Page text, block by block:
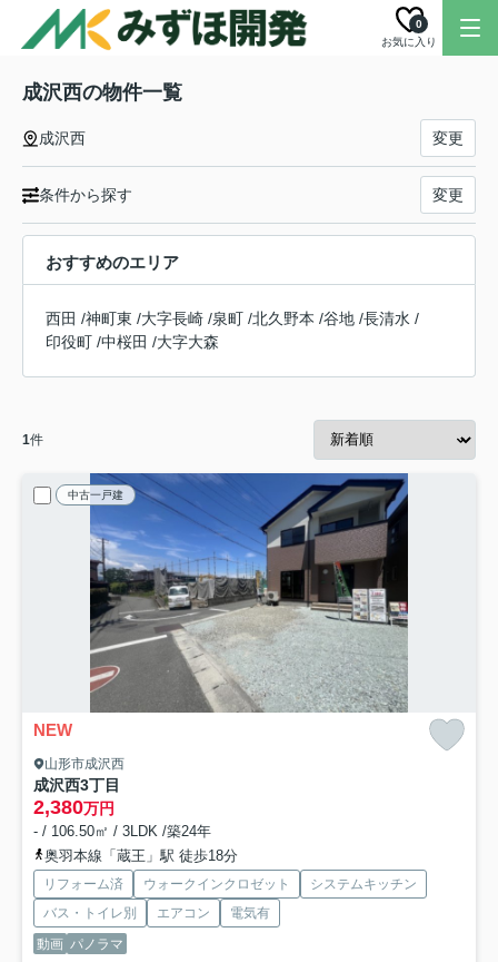
お気に入り
0
成沢西の物件一覧
成沢西 変更
条件から探す 変更
おすすめのエリア
西田 /神町東 /大字長崎 /泉町 /北久野本 /谷地 /長清水 /
印役町 /中桜田 /大字大森
1件
中古一戸建
NEW
山形市成沢西
成沢西3丁目
2,380万円
- / 106.50㎡ / 3LDK /築24年
奥羽本線「蔵王」駅 徒歩18分
リフォーム済 ウォークインクロゼット
システムキッチン
バス・トイレ別
エアコン
電気有
動画 パノラマ